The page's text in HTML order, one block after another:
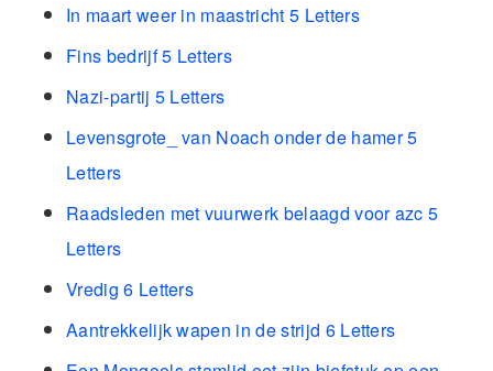
In maart weer in maastricht 5 Letters
Fins bedrijf 5 Letters
Nazi-partij 5 Letters
Levensgrote_ van Noach onder de hamer 5
Letters
Raadsleden met vuurwerk belaagd voor azc 5
Letters
Vredig 6 Letters
Aantrekkelijk wapen in de strijd 6 Letters